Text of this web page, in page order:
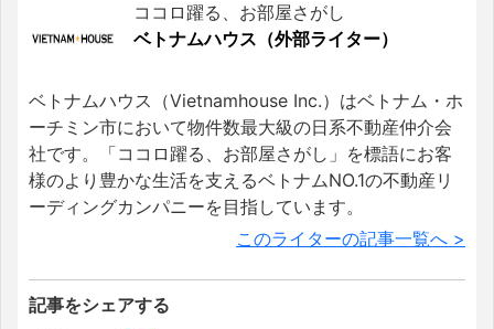
ココロ躍る、お部屋さがし
ベトナムハウス（外部ライター）
ベトナムハウス（Vietnamhouse Inc.）はベトナム・ホ
ーチミン市において物件数最大級の日系不動産仲介会
社です。「ココロ躍る、お部屋さがし」を標語にお客
様のより豊かな生活を支えるベトナムNO.1の不動産リ
ーディングカンパニーを目指しています。
このライターの記事一覧へ >
記事をシェアする